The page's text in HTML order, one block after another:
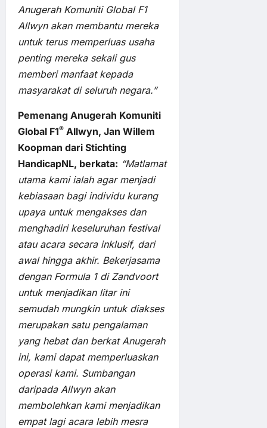
Anugerah Komuniti Global F1
Allwyn akan membantu mereka
untuk terus memperluas usaha
penting mereka sekali gus
memberi manfaat kepada
masyarakat di seluruh negara.”
Pemenang Anugerah Komuniti
Global F1® Allwyn, Jan Willem
Koopman dari Stichting
HandicapNL, berkata: “Matlamat
utama kami ialah agar menjadi
kebiasaan bagi individu kurang
upaya untuk mengakses dan
menghadiri keseluruhan festival
atau acara secara inklusif, dari
awal hingga akhir. Bekerjasama
dengan Formula 1 di Zandvoort
untuk menjadikan litar ini
semudah mungkin untuk diakses
merupakan satu pengalaman
yang hebat dan berkat Anugerah
ini, kami dapat memperluaskan
operasi kami. Sumbangan
daripada Allwyn akan
membolehkan kami menjadikan
empat lagi acara lebih mesra